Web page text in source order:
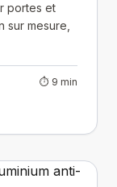
portes et
sur mesure,
⏱ 9 min